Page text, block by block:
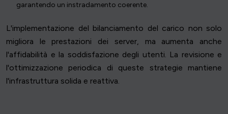
garantendo un instradamento coerente.
L'implementazione del bilanciamento del carico non solo
migliora le prestazioni dei server, ma aumenta anche
l'affidabilità e la soddisfazione degli utenti. La revisione e
l'ottimizzazione periodica di queste strategie mantiene
l'infrastruttura solida e reattiva.